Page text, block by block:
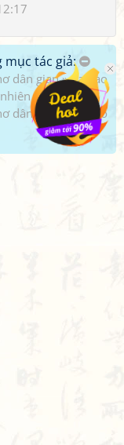
mục tác giả:
dân gian»Ca dao
dân gian»Ca dao